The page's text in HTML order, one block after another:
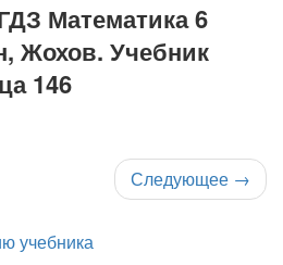
Математика 6
Жохов. Учебник
146
Следующее →
учебника